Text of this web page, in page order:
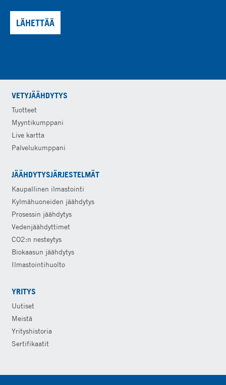
LÄHETTÄÄ
VETYJÄÄHDYTYS
Tuotteet
Myyntikumppani
Live kartta
Palvelukumppani
JÄÄHDYTYSJÄRJESTELMÄT
Kaupallinen ilmastointi
Kylmähuoneiden jäähdytys
Prosessin jäähdytys
Vedenjäähdyttimet
CO2:n nesteytys
Biokaasun jäähdytys
Ilmastointihuolto
YRITYS
Uutiset
Meistä
Yrityshistoria
Sertifikaatit